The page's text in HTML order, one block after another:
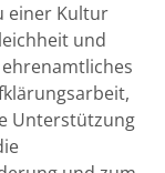
einer Kultur
und
Unterstützung